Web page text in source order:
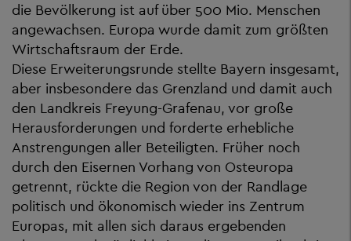
die Bevölkerung ist auf über 500 Mio. Menschen
angewachsen. Europa wurde damit zum größten
Wirtschaftsraum der Erde.
Diese Erweiterungsrunde stellte Bayern insgesamt,
aber insbesondere das Grenzland und damit auch
den Landkreis Freyung-Grafenau, vor große
Herausforderungen und forderte erhebliche
Anstrengungen aller Beteiligten. Früher noch
durch den Eisernen Vorhang von Osteuropa
getrennt, rückte die Region von der Randlage
politisch und ökonomisch wieder ins Zentrum
Europas, mit allen sich daraus ergebenden